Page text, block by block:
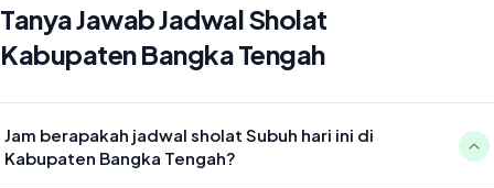
Tanya Jawab Jadwal Sholat
Kabupaten Bangka Tengah
Jam berapakah jadwal sholat Subuh hari ini di
Kabupaten Bangka Tengah?